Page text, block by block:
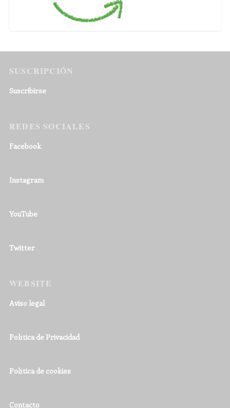
SUSCRIPCIÓN
Suscribirse
REDES SOCIALES
Facebook
Instagram
YouTube
Twitter
WEBSITE
Aviso legal
Política de Privacidad
Política de cookies
Contacto